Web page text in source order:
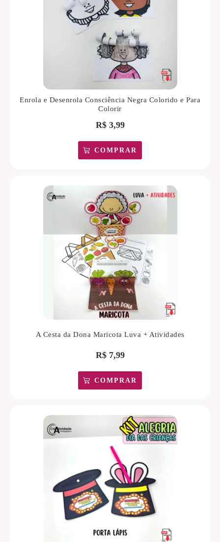
Enrola e Desenrola Consciência Negra Colorido e Para
Colorir
R$3,99
COMPRAR
A Cesta da Dona Maricota Luva + Atividades
R$7,99
COMPRAR